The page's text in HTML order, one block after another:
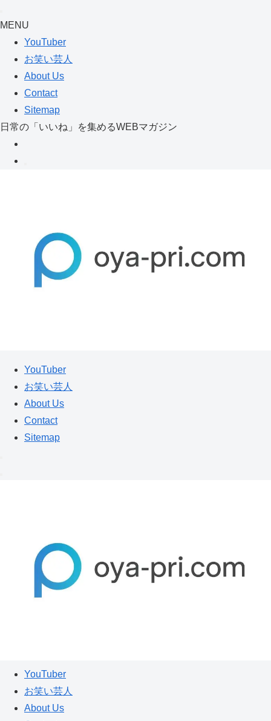
MENU
YouTuber
お笑い芸人
About Us
Contact
Sitemap
日常の「いいね」を集めるWEBマガジン
YouTuber
お笑い芸人
About Us
Contact
Sitemap
YouTuber
お笑い芸人
About Us